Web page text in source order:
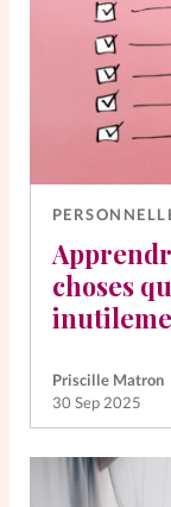
choses
Priscille Matron
30 Sep 2025